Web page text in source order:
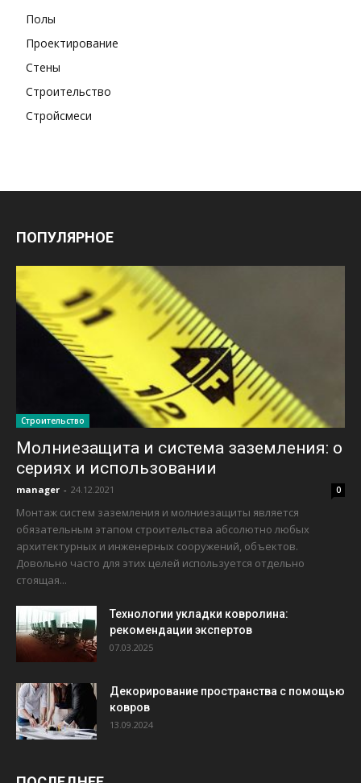
Полы
Проектирование
Стены
Строительство
Стройсмеси
ПОПУЛЯРНОЕ
Строительство
Молниезащита и система заземления: о
сериях и использовании
manager - 24.12.2021 0
Монтаж систем заземления и молниезащиты является
обязательным этапом строительства абсолютно любых
архитектурных и инженерных сооружений, объектов.
Довольно часто для этих целей используется отдельно
стоящая...
Технологии укладки ковролина:
рекомендации экспертов
07.03.2025
Декорирование пространства с помощью
ковров
13.09.2024